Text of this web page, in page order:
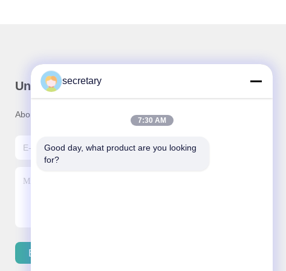
Unser Newsletter
Abonnieren Sie unseren Newsletter für Rabatte und mehr.
E-Mail Senden
secretary
7:30 AM
Good day, what product are you looking
for?